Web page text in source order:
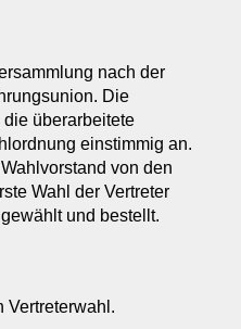
nach der
Die
überarbeitete
einstimmig an.
von den
Wahl der Vertreter
und bestellt.
Vertreterwahl.